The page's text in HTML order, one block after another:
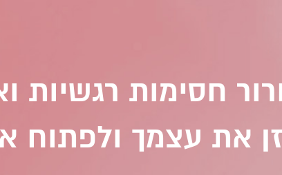
חסימות רגשיות
את עצמך ולפתוח